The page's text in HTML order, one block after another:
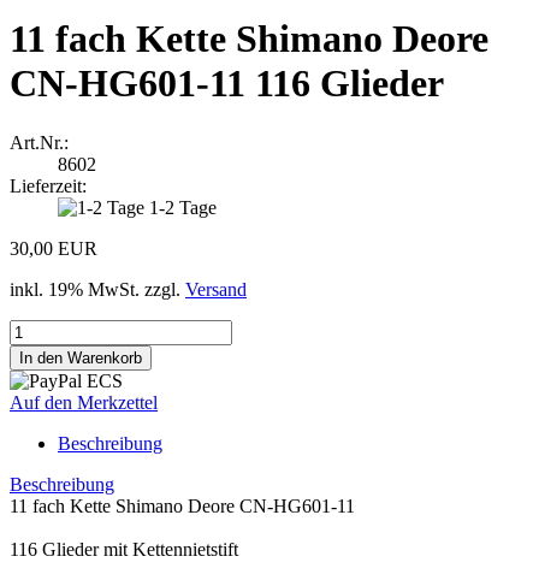
11 fach Kette Shimano Deore
CN-HG601-11 116 Glieder
Art.Nr.:
8602
Lieferzeit:
1-2 Tage
30,00 EUR
inkl. 19% MwSt. zzgl. Versand
Auf den Merkzettel
Beschreibung
Beschreibung
11 fach Kette Shimano Deore CN-HG601-11
116 Glieder mit Kettennietstift